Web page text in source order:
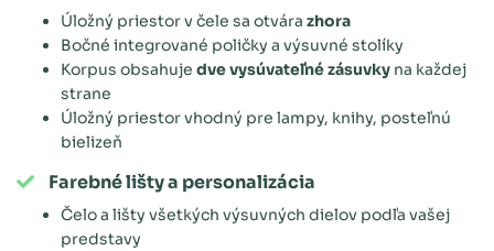
Úložný priestor v čele sa otvára zhora
Bočné integrované poličky a výsuvné stolíky
Korpus obsahuje dve vysúvateľné zásuvky na každej
strane
Úložný priestor vhodný pre lampy, knihy, posteľnú
bielizeň
Farebné lišty a personalizácia
Čelo a lišty všetkých výsuvných dielov podľa vašej
predstavy